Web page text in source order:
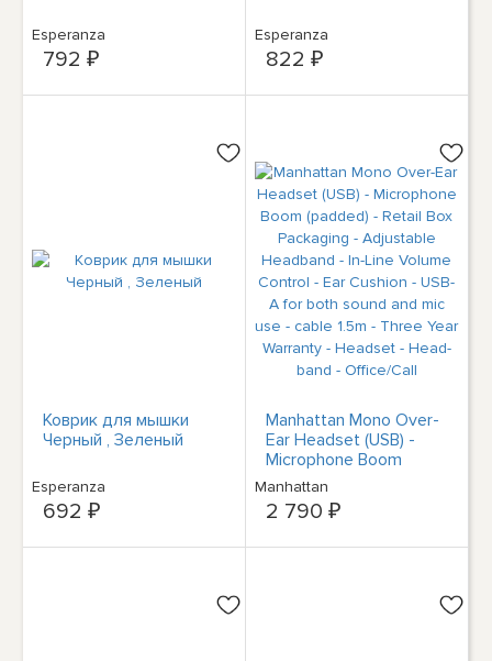
Esperanza
792 ₽
Esperanza
822 ₽
Коврик для мышки
Черный , Зеленый
Esperanza
692 ₽
Manhattan Mono Over-
Ear Headset (USB) -
Microphone Boom
(padded) - Retail Box
Packaging - Adjustable
Headband - In-Line
Manhattan
2 790 ₽